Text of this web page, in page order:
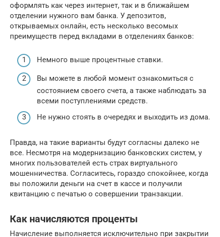
оформлять как через интернет, так и в ближайшем
отделении нужного вам банка. У депозитов,
открываемых онлайн, есть несколько весомых
преимуществ перед вкладами в отделениях банков:
Немного выше процентные ставки.
Вы можете в любой момент ознакомиться с
состоянием своего счета, а также наблюдать за
всеми поступлениями средств.
Не нужно стоять в очередях и выходить из дома.
Правда, на такие варианты будут согласны далеко не
все. Несмотря на модернизацию банковских систем, у
многих пользователей есть страх виртуального
мошенничества. Согласитесь, гораздо спокойнее, когда
вы положили деньги на счет в кассе и получили
квитанцию с печатью о совершении транзакции.
Как начисляются проценты
Начисление выполняется исключительно при закрытии